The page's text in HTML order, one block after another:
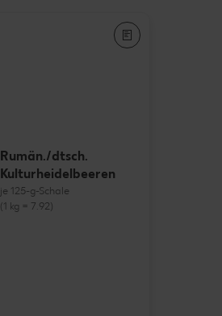
Rumän./dtsch.
Kulturheidelbeeren
je 125-g-Schale
(1 kg = 7.92)